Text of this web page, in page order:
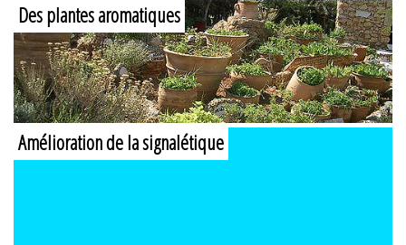
Des plantes aromatiques
Amélioration de la signalétique